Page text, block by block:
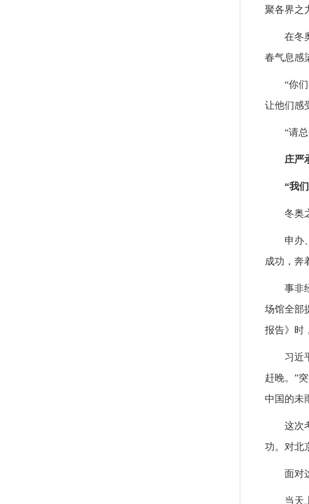
聚各界之
在冬
春气息感
“你
让他们感
“请
庄严
“我
冬奥
申办
成功，奔
事非
场馆全部
报告》时
习近
赶晚。”
中国的未
这次
功。对北
面对
当天